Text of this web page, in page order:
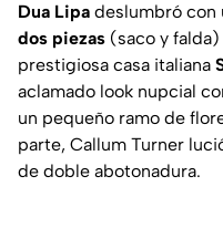
Dua Lipa deslumbró con
dos piezas (saco y
prestigiosa casa italiana
aclamado look nupcial
un pequeño ramo de
parte, Callum Turner
de doble abotonadura.